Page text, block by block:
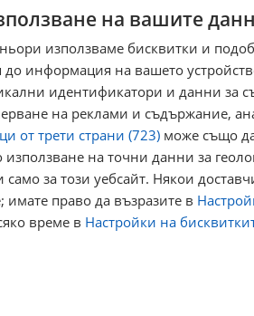
Харесвания: 6
жителите на Разград
Харесвания: 0 Коментари: 3
Велико Търново
на вашите
използваме бисквитки и
до информация на вашето
идентификатори и данни за
на реклами и съдържание,
от трети страни (723) може също
на точни данни за
за този уебсайт. Някои
имате право да възразите в
време в Настройки на